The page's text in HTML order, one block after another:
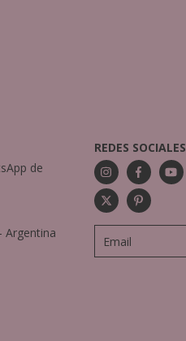
de
Argentina
REDES SOCIALES